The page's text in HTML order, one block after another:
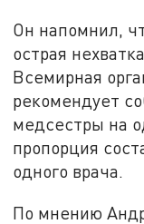
Он напомнил,
острая
Всемирная
рекомендует
медсестры на
пропорция
одного врача.
По мнению